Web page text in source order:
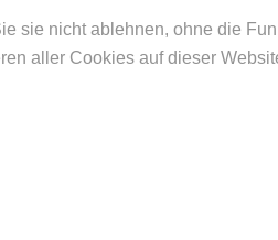
sie nicht ablehnen, ohne die
aller Cookies auf dieser